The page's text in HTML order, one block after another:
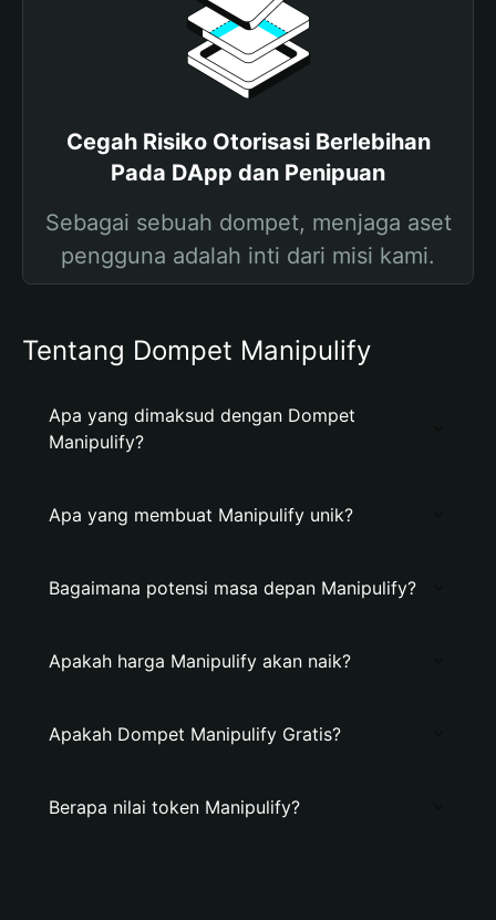
Cegah Risiko Otorisasi Berlebihan
Pada DApp dan Penipuan
Sebagai sebuah dompet, menjaga aset
pengguna adalah inti dari misi kami.
Tentang Dompet Manipulify
Apa yang dimaksud dengan Dompet
Manipulify?
Apa yang membuat Manipulify unik?
Bagaimana potensi masa depan Manipulify?
Apakah harga Manipulify akan naik?
Apakah Dompet Manipulify Gratis?
Berapa nilai token Manipulify?